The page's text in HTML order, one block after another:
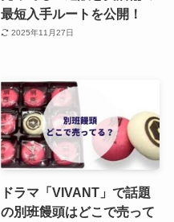
最短入手ルートを公開！
2025年11月27日
ドラマ「VIVANT」で話題
の別班饅頭はどこで売って